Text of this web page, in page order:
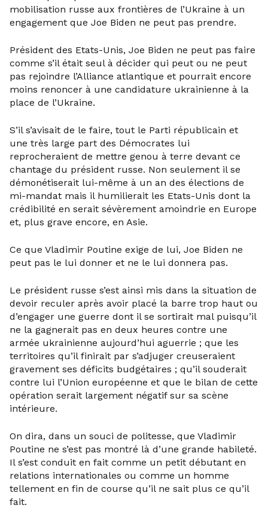
mobilisation russe aux frontières de l’Ukraine à un
engagement que Joe Biden ne peut pas prendre.
Président des Etats-Unis, Joe Biden ne peut pas faire
comme s’il était seul à décider qui peut ou ne peut
pas rejoindre l’Alliance atlantique et pourrait encore
moins renoncer à une candidature ukrainienne à la
place de l’Ukraine.
S’il s’avisait de le faire, tout le Parti républicain et
une très large part des Démocrates lui
reprocheraient de mettre genou à terre devant ce
chantage du président russe. Non seulement il se
démonétiserait lui-même à un an des élections de
mi-mandat mais il humilierait les Etats-Unis dont la
crédibilité en serait sévèrement amoindrie en Europe
et, plus grave encore, en Asie.
Ce que Vladimir Poutine exige de lui, Joe Biden ne
peut pas le lui donner et ne le lui donnera pas.
Le président russe s’est ainsi mis dans la situation de
devoir reculer après avoir placé la barre trop haut ou
d’engager une guerre dont il se sortirait mal puisqu’il
ne la gagnerait pas en deux heures contre une
armée ukrainienne aujourd’hui aguerrie ; que les
territoires qu’il finirait par s’adjuger creuseraient
gravement ses déficits budgétaires ; qu’il souderait
contre lui l’Union européenne et que le bilan de cette
opération serait largement négatif sur sa scène
intérieure.
On dira, dans un souci de politesse, que Vladimir
Poutine ne s’est pas montré là d’une grande habileté.
Il s’est conduit en fait comme un petit débutant en
relations internationales ou comme un homme
tellement en fin de course qu’il ne sait plus ce qu’il
fait.